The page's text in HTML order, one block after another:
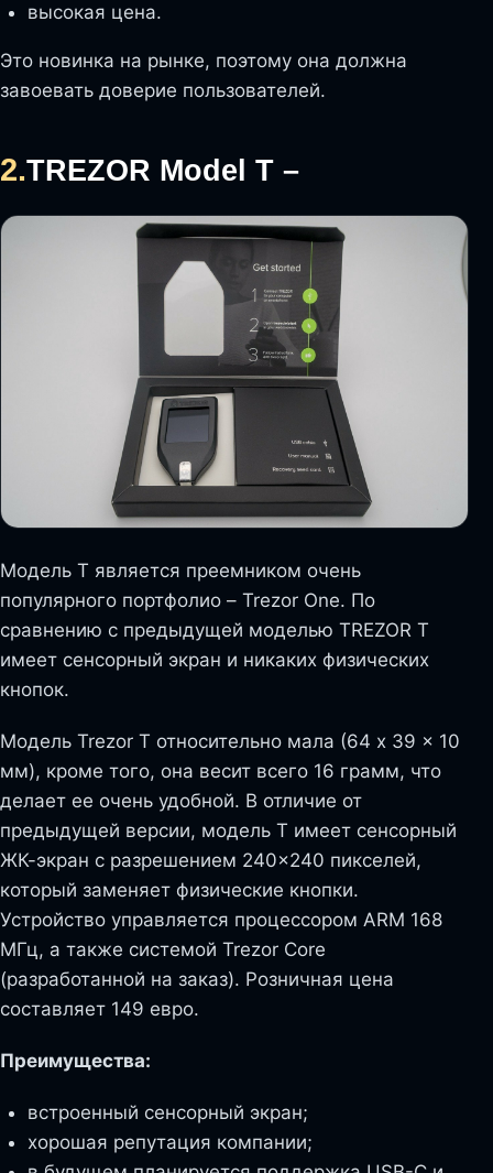
высокая цена.
Это новинка на рынке, поэтому она должна
завоевать доверие пользователей.
2.TREZOR Model T –
Модель Т является преемником очень
популярного портфолио – Trezor One. По
сравнению с предыдущей моделью TREZOR T
имеет сенсорный экран и никаких физических
кнопок.
Модель Trezor T относительно мала (64 x 39 x 10
мм), кроме того, она весит всего 16 грамм, что
делает ее очень удобной. В отличие от
предыдущей версии, модель T имеет сенсорный
ЖК-экран с разрешением 240×240 пикселей,
который заменяет физические кнопки.
Устройство управляется процессором ARM 168
МГц, а также системой Trezor Core
(разработанной на заказ). Розничная цена
составляет 149 евро.
Преимущества:
встроенный сенсорный экран;
хорошая репутация компании;